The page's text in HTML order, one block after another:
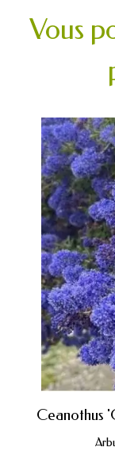
Vous
Ceanothus